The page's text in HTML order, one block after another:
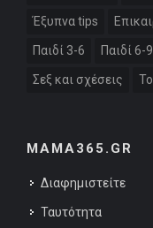
Έξυπνα tips
Παιδί 3-6 Παιδί 6-9
Σεξ και σχέσεις
MAMA365.GR
Διαφημιστείτε
Ταυτότητα